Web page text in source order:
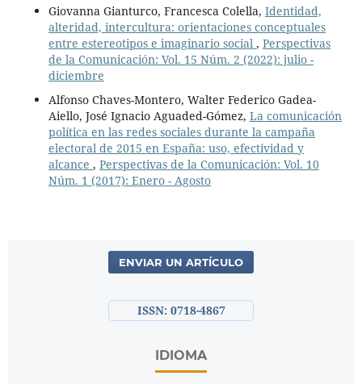
Giovanna Gianturco, Francesca Colella, Identidad,
alteridad, intercultura: orientaciones conceptuales
entre estereotipos e imaginario social , Perspectivas
de la Comunicación: Vol. 15 Núm. 2 (2022): julio -
diciembre
Alfonso Chaves-Montero, Walter Federico Gadea-
Aiello, José Ignacio Aguaded-Gómez, La comunicación
política en las redes sociales durante la campaña
electoral de 2015 en España: uso, efectividad y
alcance , Perspectivas de la Comunicación: Vol. 10
Núm. 1 (2017): Enero - Agosto
ENVIAR UN ARTÍCULO
ISSN: 0718-4867
IDIOMA